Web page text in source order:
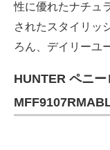
性に優れたナチュ
されたスタイリッ
ろん、デイリーユ
HUNTER ペニ